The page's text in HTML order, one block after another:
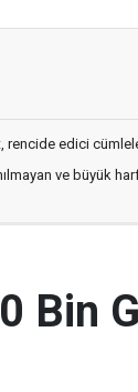
rencide edici
ve büyük
Bin